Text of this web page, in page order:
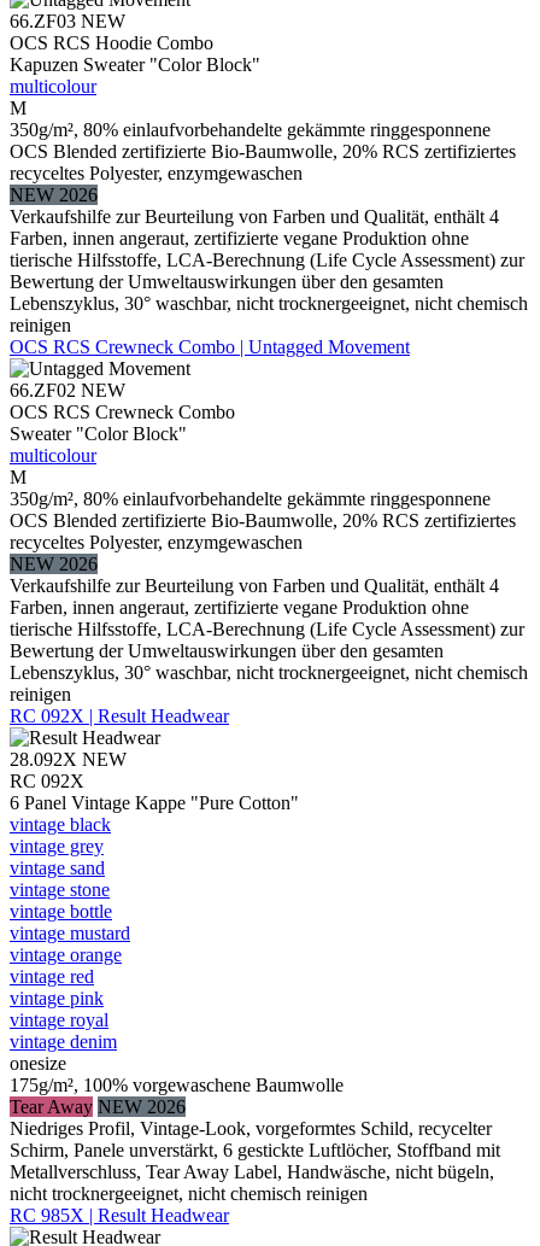
66.ZF03 NEW
OCS RCS Hoodie Combo
Kapuzen Sweater "Color Block"
multicolour
M
350g/m², 80% einlaufvorbehandelte gekämmte ringgesponnene
OCS Blended zertifizierte Bio-Baumwolle, 20% RCS zertifiziertes
recyceltes Polyester, enzymgewaschen
NEW 2026
Verkaufshilfe zur Beurteilung von Farben und Qualität, enthält 4
Farben, innen angeraut, zertifizierte vegane Produktion ohne
tierische Hilfsstoffe, LCA-Berechnung (Life Cycle Assessment) zur
Bewertung der Umweltauswirkungen über den gesamten
Lebenszyklus, 30° waschbar, nicht trocknergeeignet, nicht chemisch
reinigen
OCS RCS Crewneck Combo | Untagged Movement
66.ZF02 NEW
OCS RCS Crewneck Combo
Sweater "Color Block"
multicolour
M
350g/m², 80% einlaufvorbehandelte gekämmte ringgesponnene
OCS Blended zertifizierte Bio-Baumwolle, 20% RCS zertifiziertes
recyceltes Polyester, enzymgewaschen
NEW 2026
Verkaufshilfe zur Beurteilung von Farben und Qualität, enthält 4
Farben, innen angeraut, zertifizierte vegane Produktion ohne
tierische Hilfsstoffe, LCA-Berechnung (Life Cycle Assessment) zur
Bewertung der Umweltauswirkungen über den gesamten
Lebenszyklus, 30° waschbar, nicht trocknergeeignet, nicht chemisch
reinigen
RC 092X | Result Headwear
28.092X NEW
RC 092X
6 Panel Vintage Kappe "Pure Cotton"
vintage black
vintage grey
vintage sand
vintage stone
vintage bottle
vintage mustard
vintage orange
vintage red
vintage pink
vintage royal
vintage denim
onesize
175g/m², 100% vorgewaschene Baumwolle
Tear Away NEW 2026
Niedriges Profil, Vintage-Look, vorgeformtes Schild, recycelter
Schirm, Panele unverstärkt, 6 gestickte Luftlöcher, Stoffband mit
Metallverschluss, Tear Away Label, Handwäsche, nicht bügeln,
nicht trocknergeeignet, nicht chemisch reinigen
RC 985X | Result Headwear